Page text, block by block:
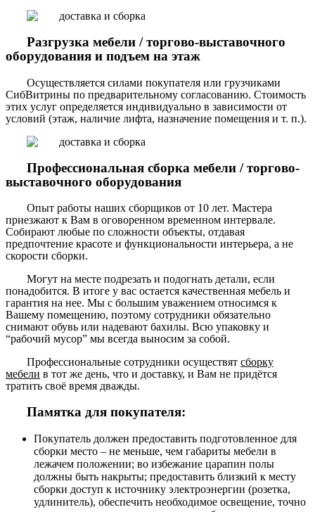
Разгрузка мебели / торгово-выставочного
оборудования и подъем на этаж
Осуществляется силами покупателя или грузчиками
СибВитрины по предварительному согласованию. Стоимость
этих услуг определяется индивидуально в зависимости от
условий (этаж, наличие лифта, назначение помещения и т. п.).
Профессиональная сборка мебели / торгово-
выставочного оборудования
Опыт работы наших сборщиков от 10 лет. Мастера
приезжают к Вам в оговоренном временном интервале.
Собирают любые по сложности объекты, отдавая
предпочтение красоте и функциональности интерьера, а не
скорости сборки.
Могут на месте подрезать и подогнать детали, если
понадобится. В итоге у вас остается качественная мебель и
гарантия на нее. Мы с большим уважением относимся к
Вашему помещению, поэтому сотрудники обязательно
снимают обувь или надевают бахилы. Всю упаковку и
“рабочий мусор” мы всегда выносим за собой.
Профессиональные сотрудники осуществят сборку
мебели в тот же день, что и доставку, и Вам не придётся
тратить своё время дважды.
Памятка для покупателя:
Покупатель должен предоставить подготовленное для
сборки место – не меньше, чем габариты мебели в
лежачем положении; во избежание царапин полы
должны быть накрыты; предоставить близкий к месту
сборки доступ к источнику электроэнергии (розетка,
удлинитель), обеспечить необходимое освещение, точно